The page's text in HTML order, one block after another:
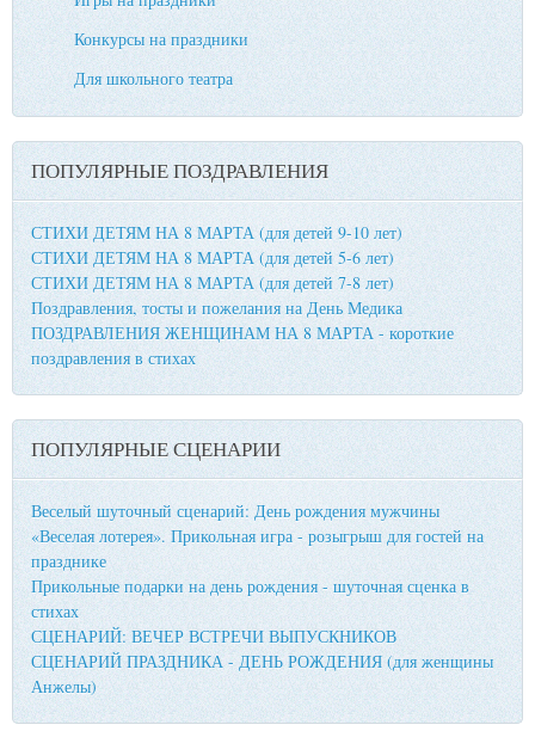
Конкурсы на праздники
Для школьного театра
ПОПУЛЯРНЫЕ ПОЗДРАВЛЕНИЯ
СТИХИ ДЕТЯМ НА 8 МАРТА (для детей 9-10 лет)
СТИХИ ДЕТЯМ НА 8 МАРТА (для детей 5-6 лет)
СТИХИ ДЕТЯМ НА 8 МАРТА (для детей 7-8 лет)
Поздравления, тосты и пожелания на День Медика
ПОЗДРАВЛЕНИЯ ЖЕНЩИНАМ НА 8 МАРТА - короткие
поздравления в стихах
ПОПУЛЯРНЫЕ СЦЕНАРИИ
Веселый шуточный сценарий: День рождения мужчины
«Веселая лотерея». Прикольная игра - розыгрыш для гостей на
празднике
Прикольные подарки на день рождения - шуточная сценка в
стихах
СЦЕНАРИЙ: ВЕЧЕР ВСТРЕЧИ ВЫПУСКНИКОВ
СЦЕНАРИЙ ПРАЗДНИКА - ДЕНЬ РОЖДЕНИЯ (для женщины
Анжелы)